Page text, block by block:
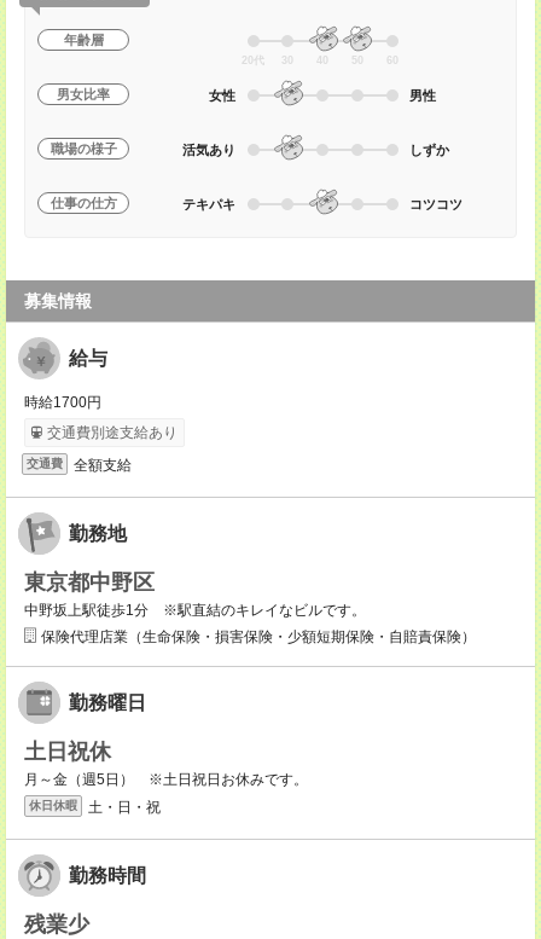
年齢層
20代 30 40 50 60
男女比率 女性 男性
職場の様子 活気あり しずか
仕事の仕方 テキパキ コツコツ
募集情報
給与
時給1700円
交通費別途支給あり
交通費 全額支給
勤務地
東京都中野区
中野坂上駅徒歩1分 ※駅直結のキレイなビルです。
保険代理店業（生命保険・損害保険・少額短期保険・自賠責保険）
勤務曜日
土日祝休
月～金（週5日） ※土日祝日お休みです。
休日休暇 土・日・祝
勤務時間
残業少